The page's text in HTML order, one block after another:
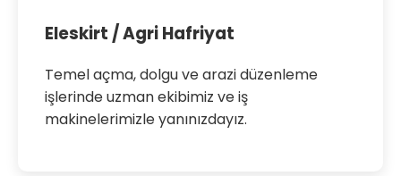
Eleskirt / Agri Hafriyat
Temel açma, dolgu ve arazi düzenleme
işlerinde uzman ekibimiz ve iş
makinelerimizle yanınızdayız.